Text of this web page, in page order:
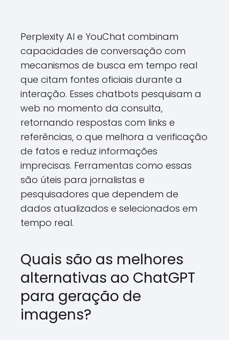
Perplexity AI e YouChat combinam
capacidades de conversação com
mecanismos de busca em tempo real
que citam fontes oficiais durante a
interação. Esses chatbots pesquisam a
web no momento da consulta,
retornando respostas com links e
referências, o que melhora a verificação
de fatos e reduz informações
imprecisas. Ferramentas como essas
são úteis para jornalistas e
pesquisadores que dependem de
dados atualizados e selecionados em
tempo real.
Quais são as melhores
alternativas ao ChatGPT
para geração de
imagens?